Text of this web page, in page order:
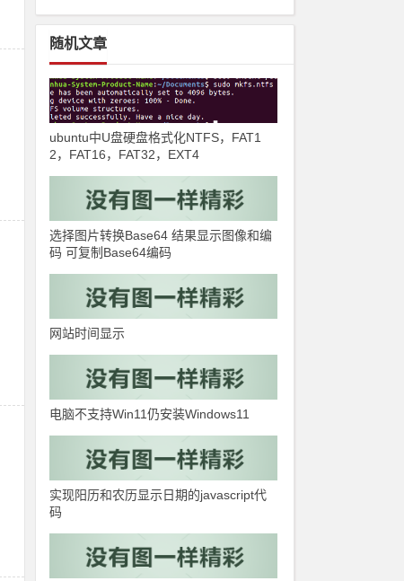
随机文章
ubuntu中U盘硬盘格式化NTFS，FAT1
2，FAT16，FAT32，EXT4
选择图片转换Base64 结果显示图像和编
码 可复制Base64编码
网站时间显示
电脑不支持Win11仍安装Windows11
实现阳历和农历显示日期的javascript代
码